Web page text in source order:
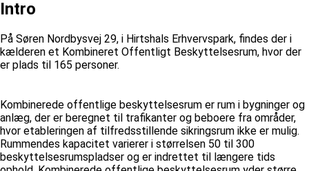
Intro
På Søren Nordbysvej 29, i Hirtshals Erhvervspark, findes der i
kælderen et Kombineret Offentligt Beskyttelsesrum, hvor der
er plads til 165 personer.
Kombinerede offentlige beskyttelsesrum er rum i bygninger og
anlæg, der er beregnet til trafikanter og beboere fra områder,
hvor etableringen af tilfredsstillende sikringsrum ikke er mulig.
Rummendes kapacitet varierer i størrelsen 50 til 300
beskyttelsesrumspladser og er indrettet til længere tids